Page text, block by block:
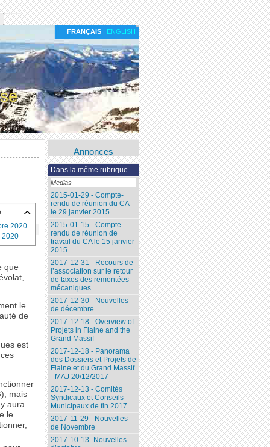
2020
2020
que
le
de
est
mais
aura
le
Annonces
Dans la même rubrique
Medias
2015-01-29 - Compte-
rendu de réunion du CA
le 29 janvier 2015
2015-01-15 - Compte-
rendu de réunion de
travail du CA le 15 janvier
2015
2017-12-31 - Recours de
l’association sur le retour
de taxes des remontées
mécaniques
2017-12-30 - Nouvelles
de décembre
2017-12-18 - Overview of
Projets in Flaine and the
Grand Massif
2017-12-18 - Panorama
des Dossiers et Projets de
Flaine et du Grand Massif
- MAJ 20/12/2017
2017-12-13 - Comités
Syndicaux et Conseils
Municipaux de fin 2017
2017-11-29 - Nouvelles
de Novembre
2017-10-13- Nouvelles
FRANÇAIS | ENGLISH